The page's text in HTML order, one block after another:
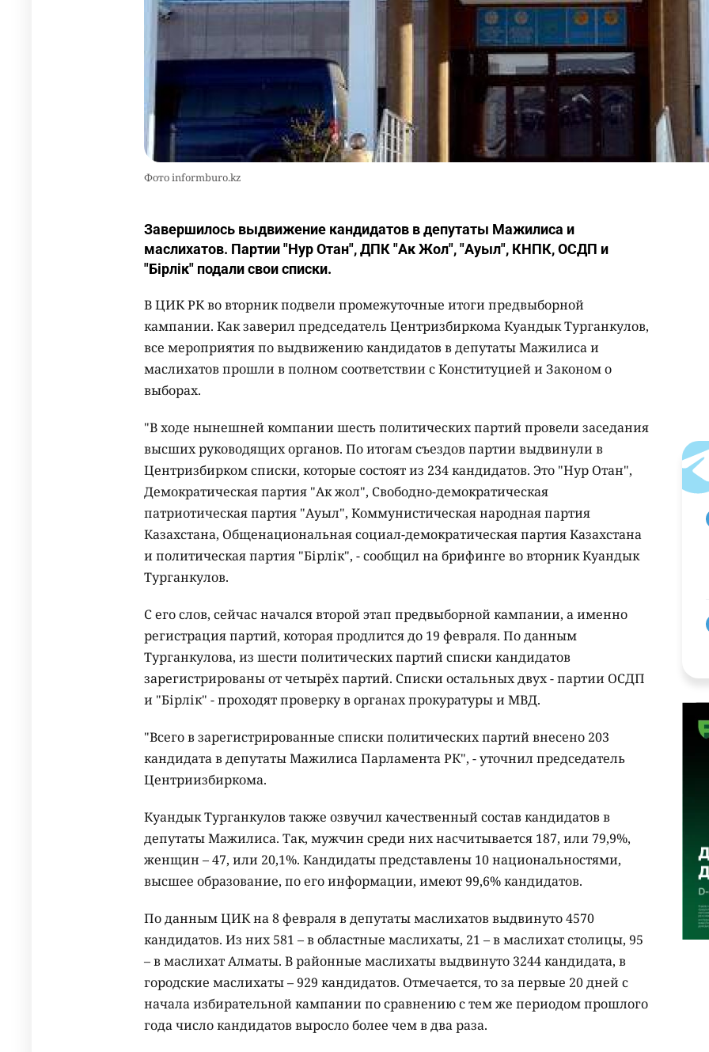
Фото informburo.kz
Завершилось выдвижение кандидатов в депутаты Мажилиса и
маслихатов. Партии "Нур Отан", ДПК "Ак Жол", "Ауыл", КНПК, ОСДП и
"Бірлік" подали свои списки.
В ЦИК РК во вторник подвели промежуточные итоги предвыборной
кампании. Как заверил председатель Центризбиркома Куандык Турганкулов,
все мероприятия по выдвижению кандидатов в депутаты Мажилиса и
маслихатов прошли в полном соответствии с Конституцией и Законом о
выборах.
"В ходе нынешней компании шесть политических партий провели заседания
высших руководящих органов. По итогам съездов партии выдвинули в
Центризбирком списки, которые состоят из 234 кандидатов. Это "Нур Отан",
Демократическая партия "Ак жол", Свободно-демократическая
патриотическая партия "Ауыл", Коммунистическая народная партия
Казахстана, Общенациональная социал-демократическая партия Казахстана
и политическая партия "Бірлік", - сообщил на брифинге во вторник Куандык
Турганкулов.
С его слов, сейчас начался второй этап предвыборной кампании, а именно
регистрация партий, которая продлится до 19 февраля. По данным
Турганкулова, из шести политических партий списки кандидатов
зарегистрированы от четырёх партий. Списки остальных двух - партии ОСДП
и "Бірлік" - проходят проверку в органах прокуратуры и МВД.
"Всего в зарегистрированные списки политических партий внесено 203
кандидата в депутаты Мажилиса Парламента РК", - уточнил председатель
Центриизбиркома.
Куандык Турганкулов также озвучил качественный состав кандидатов в
депутаты Мажилиса. Так, мужчин среди них насчитывается 187, или 79,9%,
женщин – 47, или 20,1%. Кандидаты представлены 10 национальностями,
высшее образование, по его информации, имеют 99,6% кандидатов.
По данным ЦИК на 8 февраля в депутаты маслихатов выдвинуто 4570
кандидатов. Из них 581 – в областные маслихаты, 21 – в маслихат столицы, 95
– в маслихат Алматы. В районные маслихаты выдвинуто 3244 кандидата, в
городские маслихаты – 929 кандидатов. Отмечается, то за первые 20 дней с
начала избирательной кампании по сравнению с тем же периодом прошлого
года число кандидатов выросло более чем в два раза.